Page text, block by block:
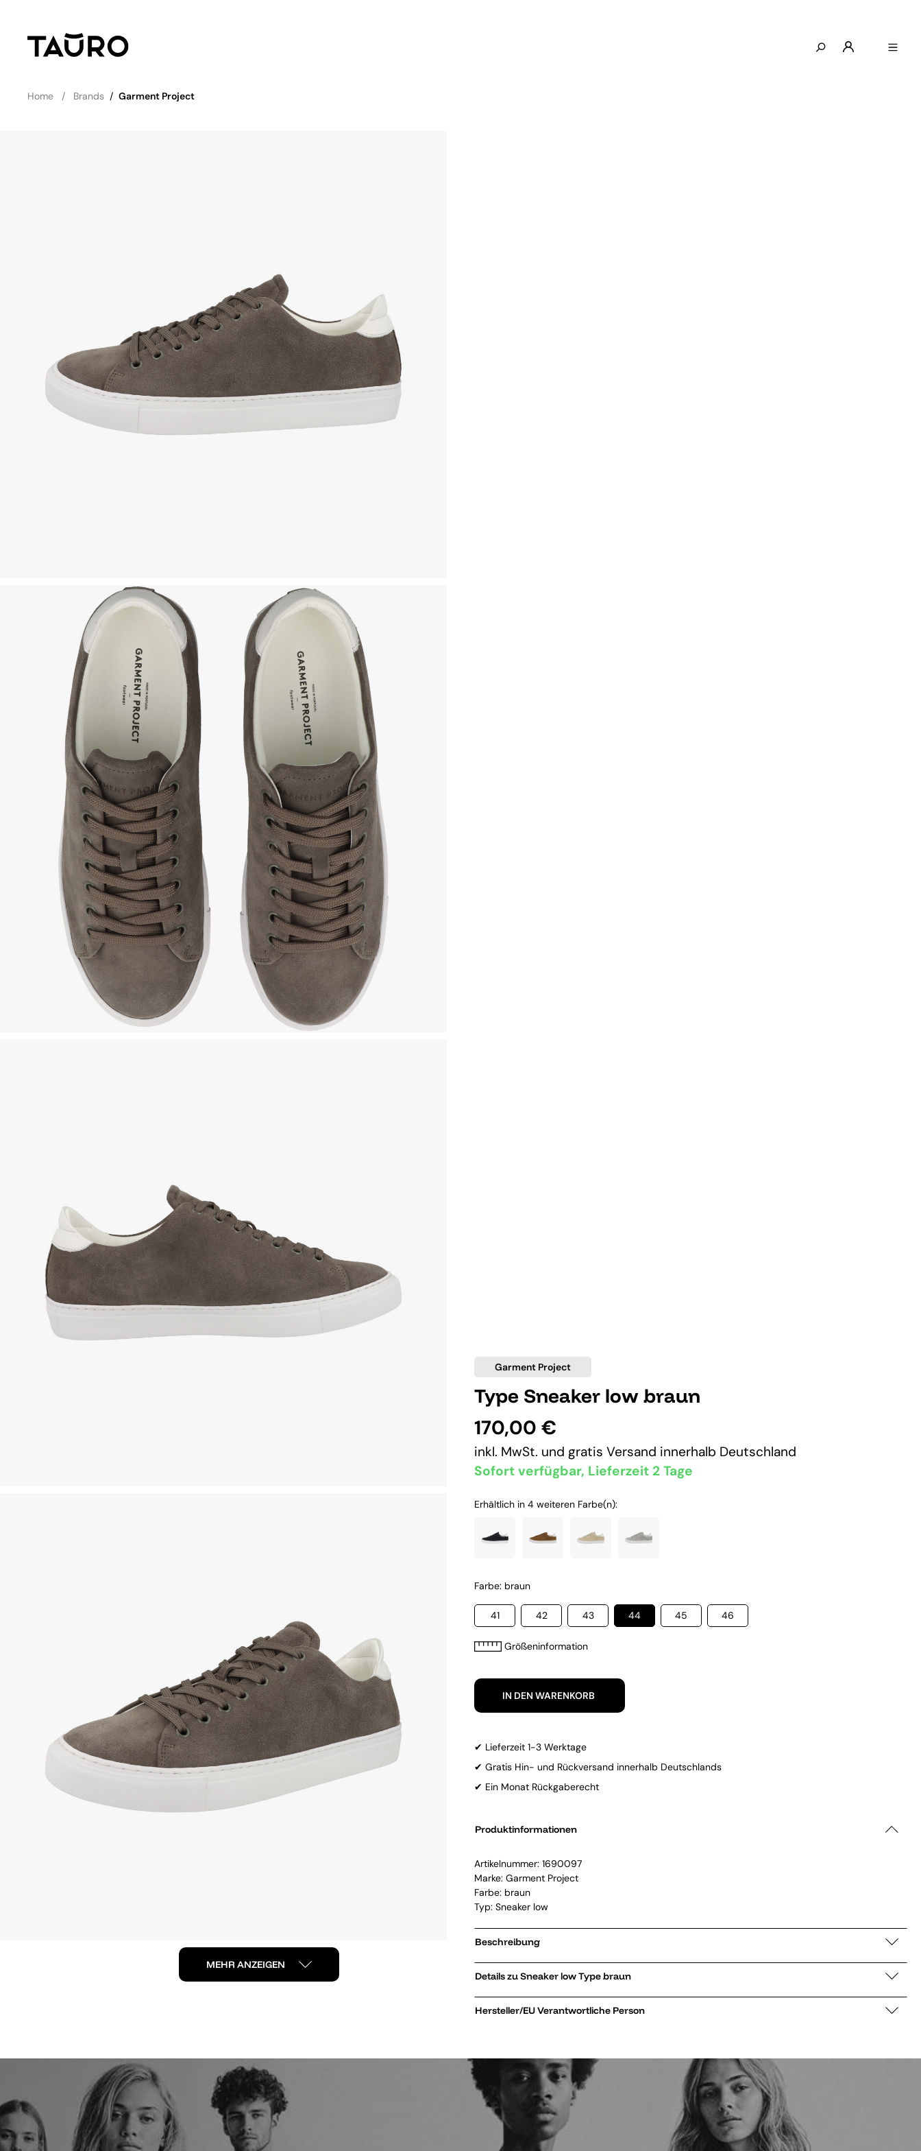
Home Brands / Garment Project
MEHR ANZEIGEN
Garment Project
Type Sneaker low braun
170,00 €
inkl. MwSt. und gratis Versand innerhalb Deutschland
Sofort verfügbar, Lieferzeit 2 Tage
Erhältlich in 4 weiteren Farbe(n):
Farbe: braun
41 42 43 44 45 46
Größeninformation
IN DEN WARENKORB
✔ Lieferzeit 1-3 Werktage
✔ Gratis Hin- und Rückversand innerhalb Deutschlands
✔ Ein Monat Rückgaberecht
Produktinformationen
Artikelnummer: 1690097
Marke: Garment Project
Farbe: braun
Typ: Sneaker low
Beschreibung
Details zu Sneaker low Type braun
Hersteller/EU Verantwortliche Person